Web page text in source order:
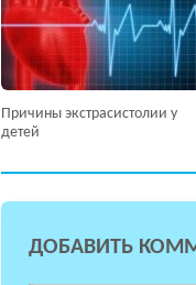
Причины экстрасистолии у
детей
ДОБАВИТЬ